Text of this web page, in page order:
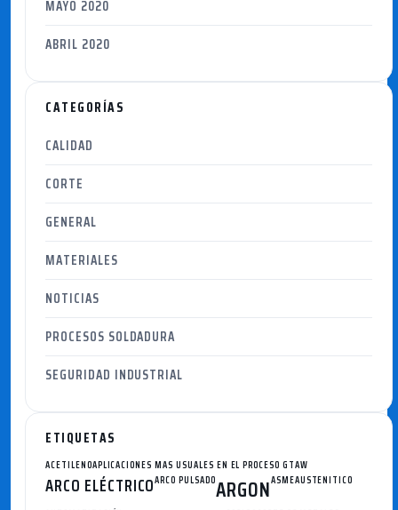
MAYO 2020
ABRIL 2020
CATEGORÍAS
CALIDAD
CORTE
GENERAL
MATERIALES
NOTICIAS
PROCESOS SOLDADURA
SEGURIDAD INDUSTRIAL
ETIQUETAS
ACETILENOAPLICACIONES MAS USUALES EN EL PROCESO GTAW
ARCO ELÉCTRICOARCO PULSADOARGONASMEAUSTENITICO